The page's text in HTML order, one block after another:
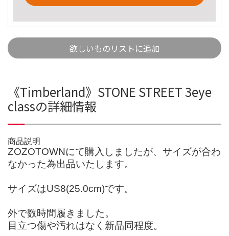
欲しいものリストに追加
《Timberland》STONE STREET 3eye
classの詳細情報
商品説明
ZOZOTOWNにて購入しましたが、サイズが合わ
なかった為出品いたします。
サイズはUS8(25.0cm)です。
外で数時間履きました。
目立つ傷や汚れはなく新品同程度。